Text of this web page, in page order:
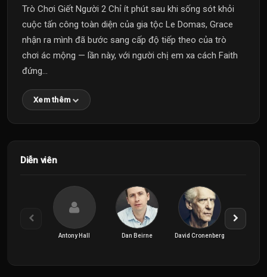
Trò Chơi Giết Người 2 Chỉ ít phút sau khi sống sót khỏi
cuộc tấn công toàn diện của gia tộc Le Domas, Grace
nhận ra mình đã bước sang cấp độ tiếp theo của trò
chơi ác mộng — lần này, với người chị em xa cách Faith
đứng...
Xem thêm
Diễn viên
Antony Hall Dan Beirne David Cronenberg